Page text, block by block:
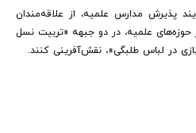
پذیرش مدارس علمیه، از علاقه‌مندان
علمیه، در دو جبهه «تربیت نسل
در لباس طلبگی»، نقش‌آفرینی کنند.